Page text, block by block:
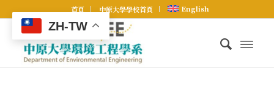
首頁 中原大學學校首頁 English
ZH-TW